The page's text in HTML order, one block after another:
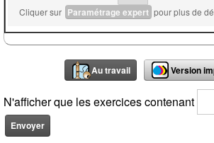
Cliquer sur Paramétrage expert pour plus de
Au travail Version
N'afficher que les exercices contenant